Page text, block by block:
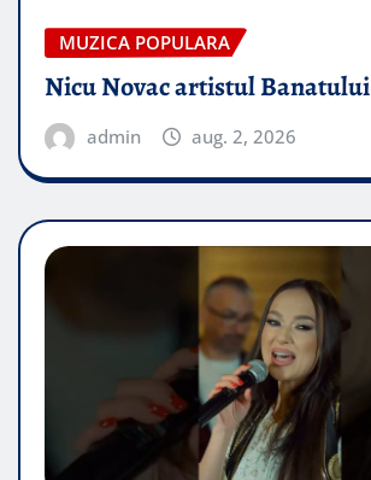
MUZICA POPULARA
Nicu Novac artistul Banatului
admin aug. 2, 2026